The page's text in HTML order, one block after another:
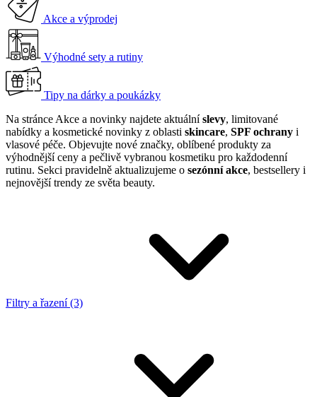
Akce a výprodej
Výhodné sety a rutiny
Tipy na dárky a poukázky
Na stránce Akce a novinky najdete aktuálníslevy, limitované
nabídky a kosmetické novinky z oblasti skincare, SPF ochrany i
vlasové péče. Objevujte nové značky, oblíbené produkty za
výhodnější ceny a pečlivě vybranou kosmetiku pro každodenní
rutinu. Sekci pravidelně aktualizujeme o sezónní akce, bestsellery i
nejnovější trendy ze světa beauty.
Filtry a řazení (3)